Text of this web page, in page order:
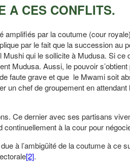
A CES CONFLITS.
par la coutume (cour
par le fait que la succession au
qui le sollicite à Mudusa. Si ce
Mudusa. Aussi, le pouvoir s’obtient
faute grave et que le Mwami soit
chef de groupement en attendant
Ce dernier avec ses partisans
à la cour pour
à l’ambigüité de la coutume à ce
[2].